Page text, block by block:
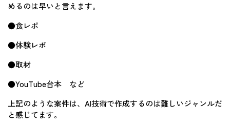
めるのは早いと言えます。
●食レポ
●体験レポ
●取材
●YouTube台本 など
上記のような案件は、AI技術で作成するのは難しいジャンルだ
と感じてます。